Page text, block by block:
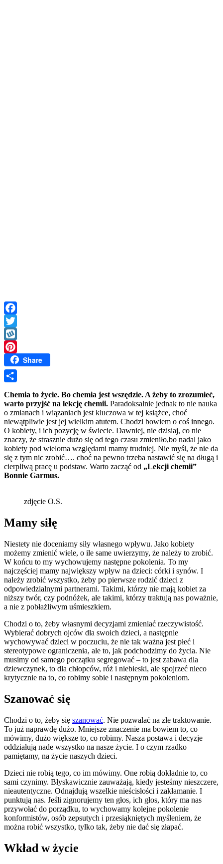
Facebook
Twitter
Wykop
PinterestShare
Chemia to życie. Bo chemia jest wszędzie. A żeby to zrozumieć,
warto przyjść na lekcję chemii. Paradoksalnie jednak to nie nauka
o zmianach i wiązaniach jest kluczowa w tej książce, choć
niewątpliwie jest jej wielkim atutem. Chodzi bowiem o coś innego.
O kobiety, i ich pozycję w świecie. Dawniej, nie dzisiaj, co nie
znaczy, że strasznie dużo się od tego czasu zmieniło,bo nadal jako
kobiety pod wieloma względami mamy trudniej. Nie myśl, że nie da
się z tym nic zrobić…. choć na pewno trzeba nastawić się na długą i
cierpliwą pracę u podstaw. Warto zacząć od „Lekcji chemii”
Bonnie Garmus.
zdjęcie O.S.
Mamy siłę
Niestety nie doceniamy siły własnego wpływu. Jako kobiety
możemy zmienić wiele, o ile same uwierzymy, że należy to zrobić.
W końcu to my wychowujemy następne pokolenia. To my
najczęściej mamy największy wpływ na dzieci: córki i synów. I
należy zrobić wszystko, żeby po pierwsze rodzić dzieci z
odpowiedzialnymi partnerami. Takimi, którzy nie mają kobiet za
niższy twór, czy podnóżek, ale takimi, którzy traktują nas poważnie,
a nie z pobłażliwym uśmieszkiem.
Chodzi o to, żeby własnymi decyzjami zmieniać rzeczywistość.
Wybierać dobrych ojców dla swoich dzieci, a następnie
wychowywać dzieci w poczuciu, że nie tak ważna jest płeć i
stereotypowe ograniczenia, ale to, jak podchodzimy do życia. Nie
musimy od samego początku segregować – to jest zabawa dla
dziewczynek, to dla chłopców, róż i niebieski, ale spojrzeć nieco
krytycznie na to, co robimy sobie i następnym pokoleniom.
Szanować się
Chodzi o to, żeby się szanować. Nie pozwalać na złe traktowanie.
To już naprawdę dużo. Mniejsze znaczenie ma bowiem to, co
mówimy, dużo większe to, co robimy. Nasza postawa i decyzje
oddziałują nade wszystko na nasze życie. I o czym rzadko
pamiętamy, na życie naszych dzieci.
Dzieci nie robią tego, co im mówimy. One robią dokładnie to, co
sami czynimy. Błyskawicznie zauważają, kiedy jesteśmy nieszczere,
nieautentyczne. Odnajdują wszelkie nieścisłości i zakłamanie. I
punktują nas. Jeśli zignorujemy ten głos, ich głos, który ma nas
przywołać do porządku, to wychowamy kolejne pokolenie
konformistów, osób zepsutych i przesiąkniętych myśleniem, że
można robić wszystko, tylko tak, żeby nie dać się złapać.
Wkład w życie